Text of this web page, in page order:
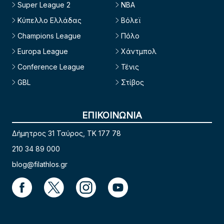
Super League 2
Κύπελλο Ελλάδας
Champions League
Europa League
Conference League
GBL
NBA
Βόλεϊ
Πόλο
Χάντμπολ
Τένις
Στίβος
ΕΠΙΚΟΙΝΩΝΙΑ
Δήμητρος 31 Ταύρος, TK 177 78
210 34 89 000
blog@filathlos.gr